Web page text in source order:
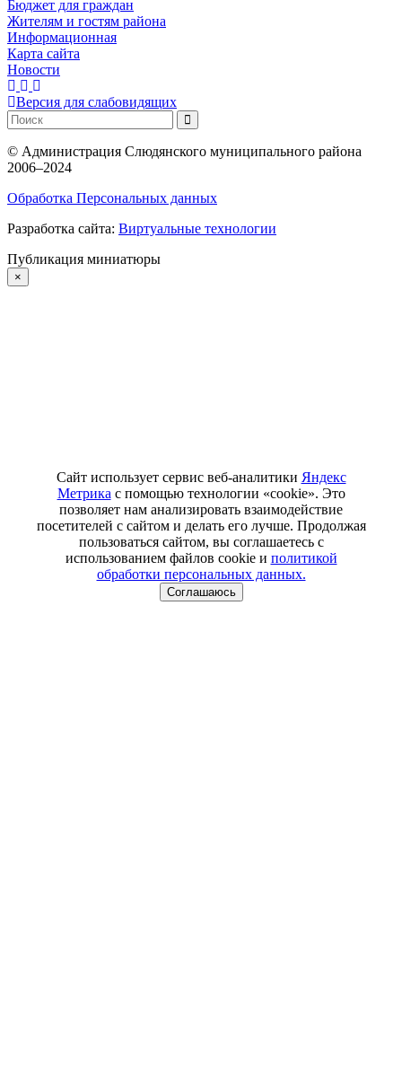
Бюджет для граждан
Жителям и гостям района
Информационная
Карта сайта
Новости
Версия для слабовидящих
© Администрация Слюдянского муниципального района
2006–2024
Обработка Персональных данных
Разработка сайта: Виртуальные технологии
Публикация миниатюры
×
Сайт использует сервис веб-аналитики Яндекс
Метрика с помощью технологии «cookie». Это
позволяет нам анализировать взаимодействие
посетителей с сайтом и делать его лучше. Продолжая
пользоваться сайтом, вы соглашаетесь с
использованием файлов cookie и политикой
обработки персональных данных.
Соглашаюсь